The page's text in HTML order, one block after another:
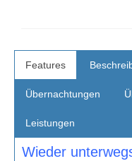
Features
Übernachtungen
Leistungen
Wieder